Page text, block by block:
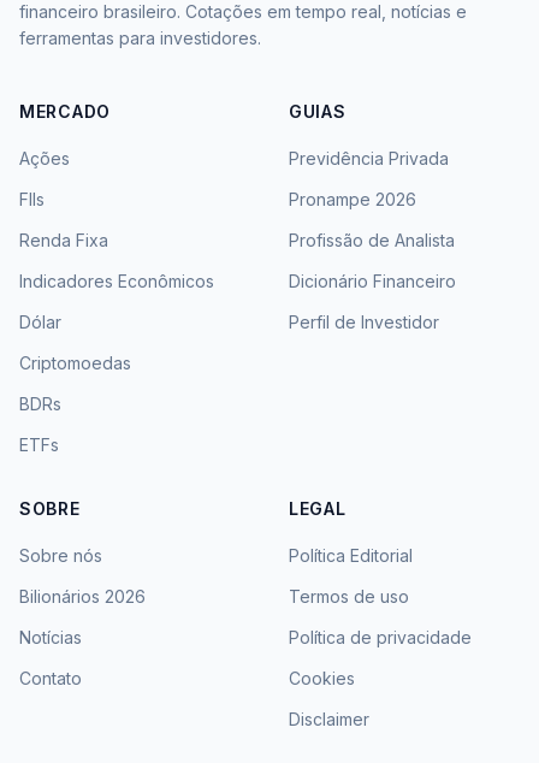
financeiro brasileiro. Cotações em tempo real, notícias e
ferramentas para investidores.
MERCADO
Ações
FIIs
Renda Fixa
Indicadores Econômicos
Dólar
Criptomoedas
BDRs
ETFs
GUIAS
Previdência Privada
Pronampe 2026
Profissão de Analista
Dicionário Financeiro
Perfil de Investidor
SOBRE
Sobre nós
Bilionários 2026
Notícias
Contato
LEGAL
Política Editorial
Termos de uso
Política de privacidade
Cookies
Disclaimer